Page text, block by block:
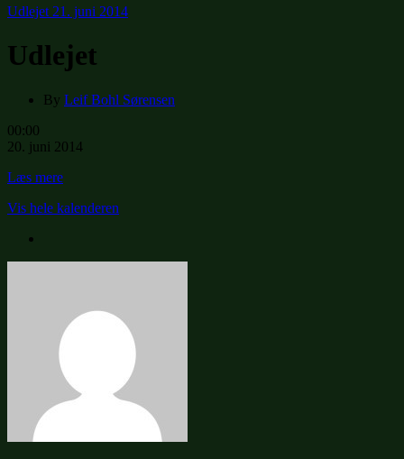
Udlejet 21. juni 2014
Udlejet
By Leif Bohl Sørensen
Udlejet
00:00
20. juni 2014
Læs mere
Vis hele kalenderen